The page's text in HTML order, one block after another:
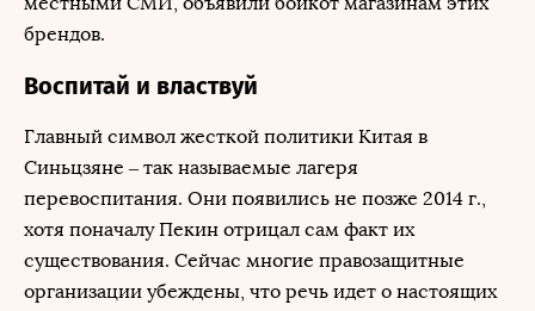
брендов.
Воспитай и властвуй
Главный символ жесткой политики Китая в
Синьцзяне – так называемые лагеря
перевоспитания. Они появились не позже 2014 г.,
хотя поначалу Пекин отрицал сам факт их
существования. Сейчас многие правозащитные
организации убеждены, что речь идет о настоящих